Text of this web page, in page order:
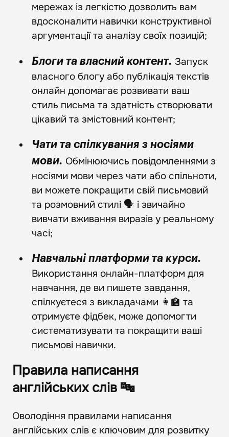
мережах із легкістю дозволить вам
вдосконалити навички конструктивної
аргументації та аналізу своїх позицій;
Блоги та власний контент. Запуск
власного блогу або публікація текстів
онлайн допомагає розвивати ваш
стиль письма та здатність створювати
цікавий та змістовний контент;
Чати та спілкування з носіями
мови. Обмінюючись повідомленнями з
носіями мови через чати або спільноти,
ви можете покращити свій письмовий
та розмовний стилі 🗣️ і звичайно
вивчати вживання виразів у реальному
часі;
Навчальні платформи та курси.
Використання онлайн-платформ для
навчання, де ви пишете завдання,
спілкуєтеся з викладачами 👩‍🏫 та
отримуєте фідбек, може допомогти
систематизувати та покращити ваші
письмові навички.
Правила написання
англійських слів 🔤
Оволодіння правилами написання
англійських слів є ключовим для розвитку